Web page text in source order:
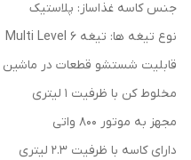
جنس کاسه غذاساز: پلاستیک
نوع تیغه ها: تیغه Multi Level 6
قابلیت شستشو قطعات در ماشین
مخلوط کن با ظرفیت 1 لیتری
مجهز به موتور 800 واتی
دارای کاسه با ظرفیت 2.3 لیتری